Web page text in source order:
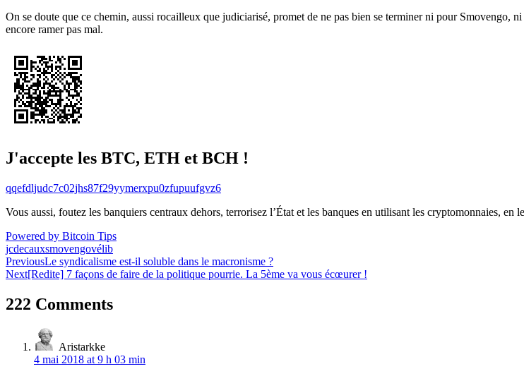
On se doute que ce chemin, aussi rocailleux que judiciarisé, promet de ne pas bien se terminer ni pour Smovengo,
encore ramer pas mal.
J'accepte les BTC, ETH et BCH !
qqefdljudc7c02jhs87f29yymerxpu0zfupuufgvz6
Vous aussi, foutez les banquiers centraux dehors, terrorisez l’État et les banques en utilisant les cryptomonnaies,
Powered by Bitcoin Tips
jcdecauxsmovengovélib
Navigation
de
l’article
PreviousLe syndicalisme est-il soluble dans le macronisme ?
Next[Redite] 7 façons de faire de la politique pourrie. La 5ème va vous écœurer !
222 Comments
Aristarkke
4 mai 2018 at 9 h 03 min